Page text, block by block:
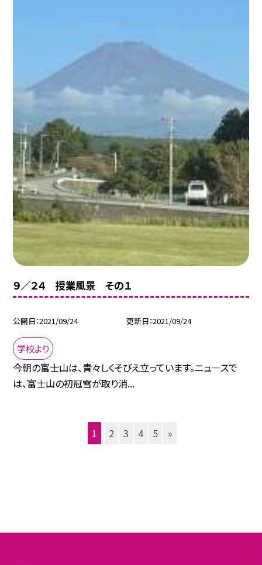
９／２４ 授業風景 その１
公開日 2021/09/24 更新日 2021/09/24
学校より
今朝の富士山は、青々しくそびえ立っています。ニュ—スで
は、富士山の初冠雪が取り消...
1 2 3 4 5 »